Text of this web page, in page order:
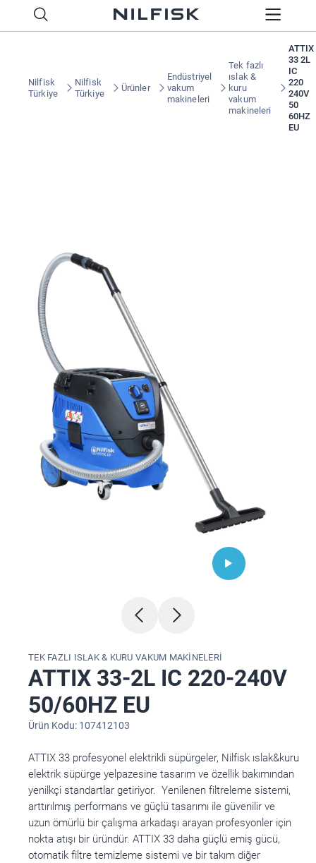
Nilfisk
Türkiye
Nilfisk
Türkiye
Ürünler
Endüstriyel
vakum
makineleri
Tek fazlı
ıslak &
kuru
vakum
makineleri
ATTIX
33 2L
IC
220
240V
50
60HZ
EU
TEK FAZLI ISLAK & KURU VAKUM MAKINELERI
ATTIX 33-2L IC 220-240V
50/60HZ EU
Ürün Kodu: 107412103
ATTIX 33 profesyonel elektrikli süpürgeler, Nilfisk ıslak&kuru
elektrik süpürge yelpazesine tasarım ve özellik bakımından
yenilkçi standartlar getiriyor. Yenilenen filtreleme sistemi,
arttırılmış performans ve güçlü tasarımı ile güvenilir ve
uzun ömürlü bir çalışma arkadaşı arayan profesyonler için
nokta atışı bir üründür. ATTIX 33 daha güçlü emiş gücü,
otomatik filtre temizleme sistemi ve bir takım diğer